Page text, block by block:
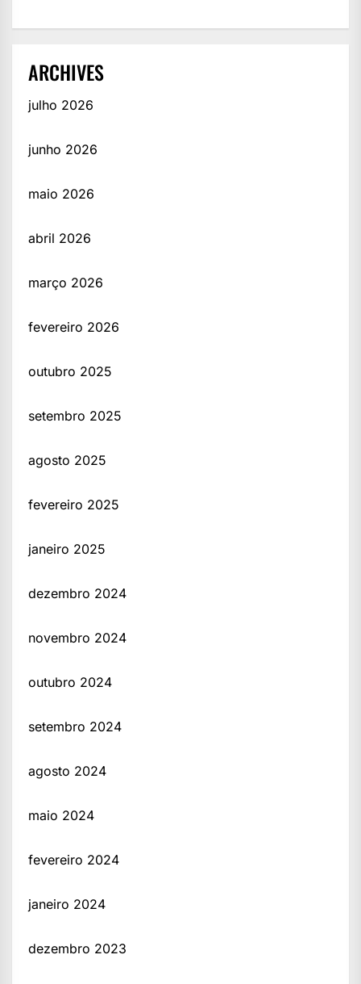
ARCHIVES
julho 2026
junho 2026
maio 2026
abril 2026
março 2026
fevereiro 2026
outubro 2025
setembro 2025
agosto 2025
fevereiro 2025
janeiro 2025
dezembro 2024
novembro 2024
outubro 2024
setembro 2024
agosto 2024
maio 2024
fevereiro 2024
janeiro 2024
dezembro 2023